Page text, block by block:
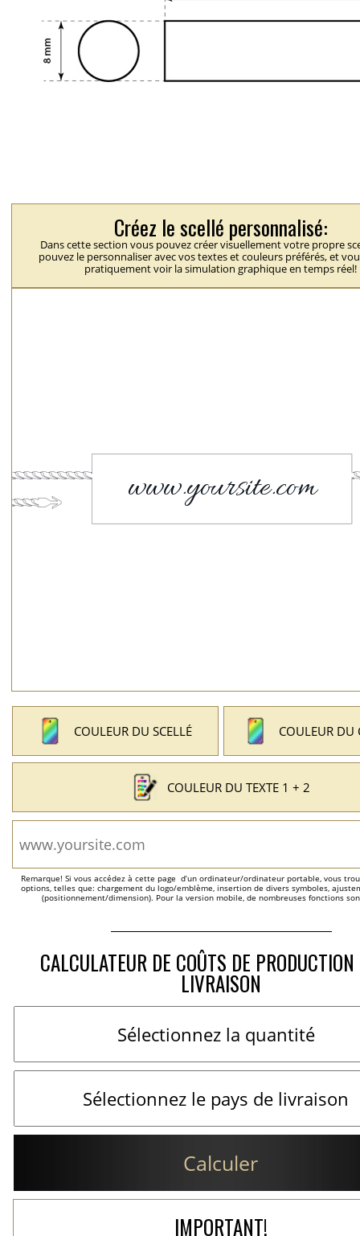
Créez le scellé personnalisé:
Dans cette section vous pouvez créer visuellement votre propre
pouvez le personnaliser avec vos textes et couleurs préférés, et
pratiquement voir la simulation graphique en temps réel!
COULEUR DU SCELLÉ COULEUR DU
COULEUR DU TEXTE 1 + 2
Remarque! Si vous accédez à cette page  d’un ordinateur/ordinateur portable, vous
options, telles que: chargement du logo/emblème, insertion de divers symboles,
(positionnement/dimension). Pour la version mobile, de nombreuses fonctions
CALCULATEUR DE COÛTS DE
LIVRAISON
Calculer
IMPORTANT!